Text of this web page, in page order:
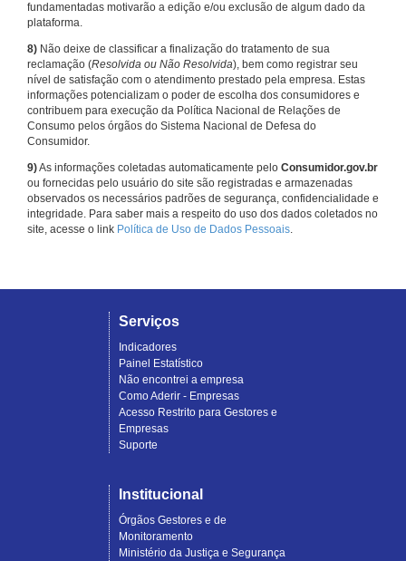
fundamentadas motivarão a edição e/ou exclusão de algum dado da
plataforma.
8) Não deixe de classificar a finalização do tratamento de sua
reclamação (Resolvida ou Não Resolvida), bem como registrar seu
nível de satisfação com o atendimento prestado pela empresa. Estas
informações potencializam o poder de escolha dos consumidores e
contribuem para execução da Política Nacional de Relações de
Consumo pelos órgãos do Sistema Nacional de Defesa do
Consumidor.
9)As informações coletadas automaticamente pelo Consumidor.gov.br
ou fornecidas pelo usuário do site são registradas e armazenadas
observados os necessários padrões de segurança, confidencialidade e
integridade. Para saber mais a respeito do uso dos dados coletados no
site, acesse o link Política de Uso de Dados Pessoais.
Serviços
Indicadores
Painel Estatístico
Não encontrei a empresa
Como Aderir - Empresas
Acesso Restrito para Gestores e
Empresas
Suporte
Institucional
Órgãos Gestores e de
Monitoramento
Ministério da Justiça e Segurança